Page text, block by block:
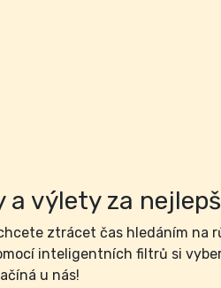
a výlety za
ztrácet čas hledáním na
inteligentních filtrů si
u nás!